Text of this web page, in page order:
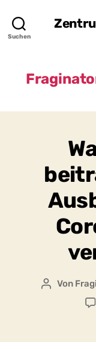
Suchen
Von